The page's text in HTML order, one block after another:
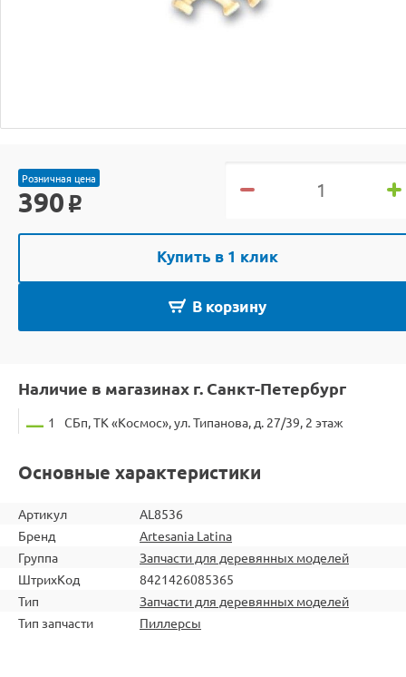
Розничная цена
390 o
Купить в 1 клик
В корзину
Наличие в магазинах г. Санкт-Петербург
1 СБп, ТК «Космос», ул. Типанова, д. 27/39, 2 этаж
Основные характеристики
Артикул
AL8536
Бренд
Artesania Latina
Группа
Запчасти для деревянных моделей
ШтрихКод
8421426085365
Тип
Запчасти для деревянных моделей
Тип запчасти
Пиллерсы